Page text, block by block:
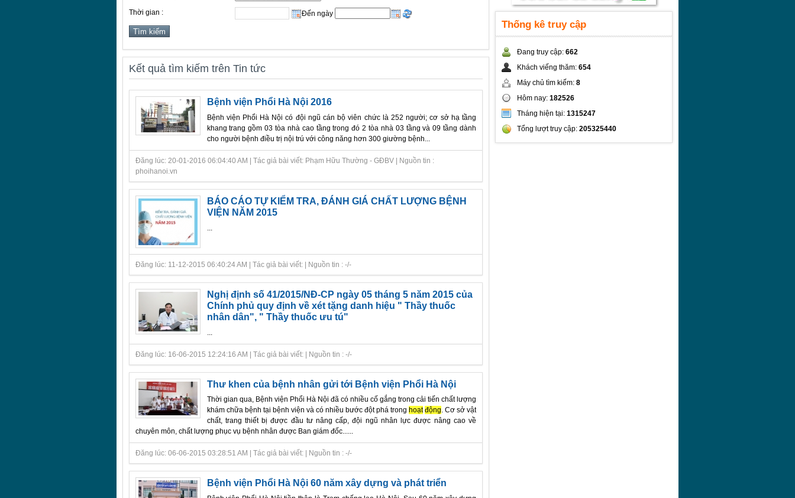
Thời gian : Đến ngày
Kết quả tìm kiếm trên Tin tức
Bệnh viện Phổi Hà Nội 2016
Bệnh viện Phổi Hà Nội có đội ngũ cán bộ viên chức là 252 người; cơ sở hạ tầng
khang trang gồm 03 tòa nhà cao tầng trong đó 2 tòa nhà 03 tầng và 09 tầng dành
cho người bệnh điều trị nội trú với công năng hơn 300 giường bệnh...
Đăng lúc: 20-01-2016 06:04:40 AM | Tác giả bài viết: Phạm Hữu Thường - GĐBV | Nguồn tin :
phoihanoi.vn
BÁO CÁO TỰ KIỂM TRA, ĐÁNH GIÁ CHẤT LƯỢNG BỆNH
VIỆN NĂM 2015
Đăng lúc: 11-12-2015 06:40:24 AM | Tác giả bài viết: | Nguồn tin : -/-
Nghị định số 41/2015/NĐ-CP ngày 05 tháng 5 năm 2015 của
Chính phủ quy định về xét tặng danh hiệu " Thầy thuốc
nhân dân", " Thầy thuốc ưu tú"
Đăng lúc: 16-06-2015 12:24:16 AM | Tác giả bài viết: | Nguồn tin : -/-
Thư khen của bệnh nhân gửi tới Bệnh viện Phổi Hà Nội
Thời gian qua, Bệnh viện Phổi Hà Nội đã có nhiều cố gắng trong cải tiến chất lượng
khám chữa bệnh tại bệnh viện và có nhiều bước đột phá trong hoạt động. Cơ sở vật
chất, trang thiết bị được đầu tư nâng cấp, đội ngũ nhân lực được nâng cao về
chuyên môn, chất lượng phục vụ bệnh nhân được Ban giám đốc......
Đăng lúc: 06-06-2015 03:28:51 AM | Tác giả bài viết: | Nguồn tin : -/-
Bệnh viện Phổi Hà Nội 60 năm xây dựng và phát triển
Thống kê truy cập
Đang truy cập: 662
Khách viếng thăm: 654
Máy chủ tìm kiếm: 8
Hôm nay: 182526
Tháng hiện tại: 1315247
Tổng lượt truy cập: 205325440